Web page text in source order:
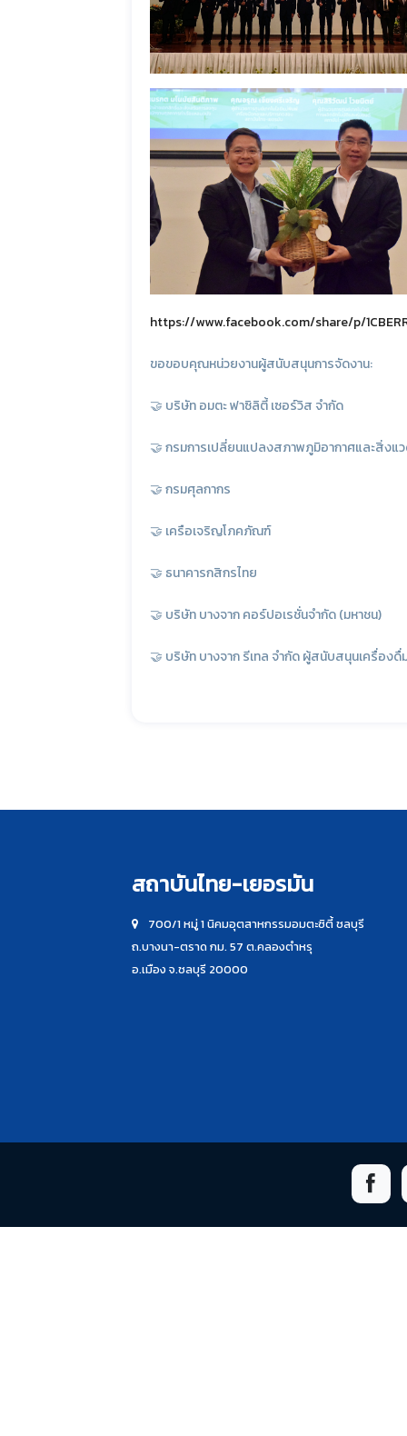
https://www.facebook.com/share/p/
ขอขอบคุณหน่วยงานผู้สนับสนุนการจัดงาน:
🤝 บริษัท อมตะ ฟาซิลิตี้ เซอร์วิส จำกัด
🤝 กรมการเปลี่ยนแปลงสภาพภูมิอากาศและสิ่ง
🤝 กรมศุลกากร
🤝 เครือเจริญโภคภัณฑ์
🤝 ธนาคารกสิกรไทย
🤝 บริษัท บางจาก คอร์ปอเรชั่นจำกัด (มหาชน)
🤝 บริษัท บางจาก รีเทล จำกัด ผู้สนับสนุนเครื่อง
สถาบันไทย-เยอรมัน
700/1 หมู่ 1 นิคมอุตสาหกรรมอมตะซิตี้ ชลบุรี
ถ.บางนา-ตราด กม. 57 ต.คลองตำหรุ
อ.เมือง จ.ชลบุรี 20000